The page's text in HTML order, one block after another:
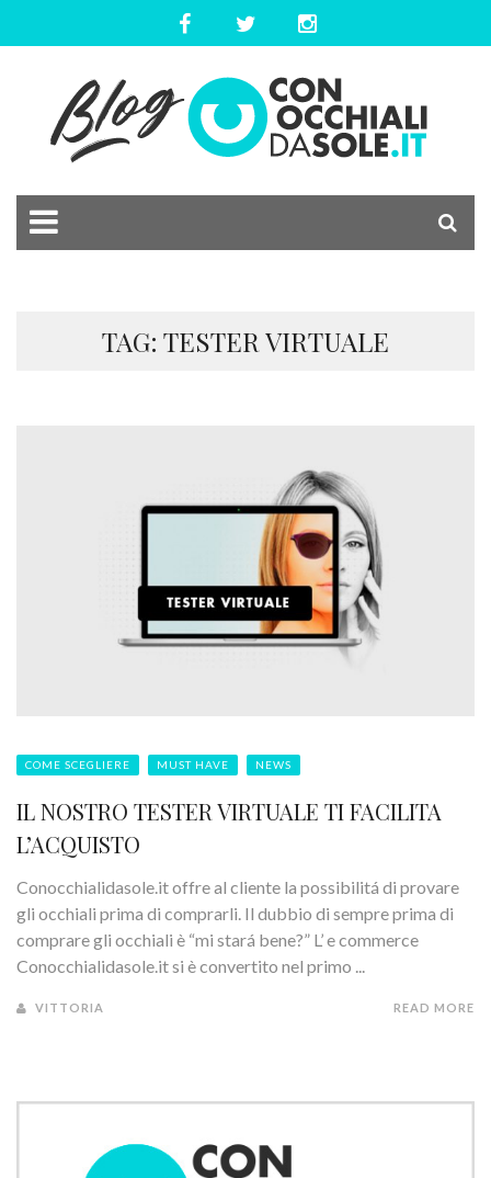
TAG: TESTER VIRTUALE
COME SCEGLIERE MUST HAVE NEWS
IL NOSTRO TESTER VIRTUALE TI FACILITA
L’ACQUISTO
Conocchialidasole.it offre al cliente la possibilitá di provare
gli occhiali prima di comprarli. Il dubbio di sempre prima di
comprare gli occhiali è “mi stará bene?” L’ e commerce
Conocchialidasole.it si è convertito nel primo ...
VITTORIA READ MORE